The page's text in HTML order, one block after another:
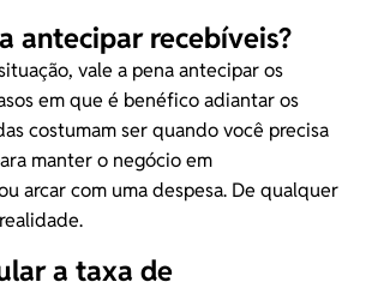
antecipar recebíveis?
vale a pena antecipar os
em que é benéfico adiantar os
costumam ser quando você precisa
manter o negócio em
arcar com uma despesa. De qualquer
a taxa de